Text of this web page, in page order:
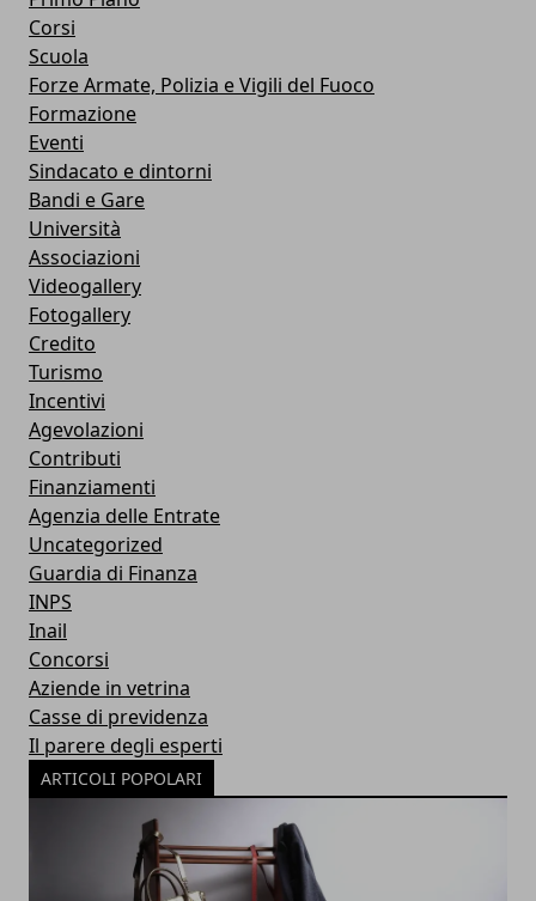
Corsi
Scuola
Forze Armate, Polizia e Vigili del Fuoco
Formazione
Eventi
Sindacato e dintorni
Bandi e Gare
Università
Associazioni
Videogallery
Fotogallery
Credito
Turismo
Incentivi
Agevolazioni
Contributi
Finanziamenti
Agenzia delle Entrate
Uncategorized
Guardia di Finanza
INPS
Inail
Concorsi
Aziende in vetrina
Casse di previdenza
Il parere degli esperti
ARTICOLI POPOLARI